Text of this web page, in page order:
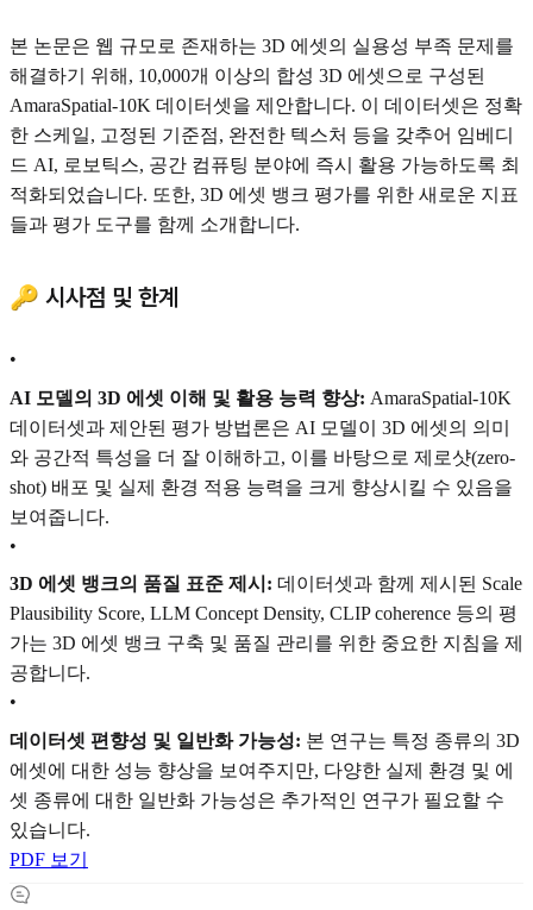
본 논문은 웹 규모로 존재하는 3D 에셋의 실용성 부족 문제를
해결하기 위해, 10,000개 이상의 합성 3D 에셋으로 구성된
AmaraSpatial-10K 데이터셋을 제안합니다. 이 데이터셋은 정확
한 스케일, 고정된 기준점, 완전한 텍스처 등을 갖추어 임베디
드 AI, 로보틱스, 공간 컴퓨팅 분야에 즉시 활용 가능하도록 최
적화되었습니다. 또한, 3D 에셋 뱅크 평가를 위한 새로운 지표
들과 평가 도구를 함께 소개합니다.
🔑 시사점 및 한계
•
AI 모델의 3D 에셋 이해 및 활용 능력 향상: AmaraSpatial-10K
데이터셋과 제안된 평가 방법론은 AI 모델이 3D 에셋의 의미
와 공간적 특성을 더 잘 이해하고, 이를 바탕으로 제로샷(zero-
shot) 배포 및 실제 환경 적용 능력을 크게 향상시킬 수 있음을
보여줍니다.
•
3D 에셋 뱅크의 품질 표준 제시: 데이터셋과 함께 제시된 Scale
Plausibility Score, LLM Concept Density, CLIP coherence 등의 평
가는 3D 에셋 뱅크 구축 및 품질 관리를 위한 중요한 지침을 제
공합니다.
•
데이터셋 편향성 및 일반화 가능성: 본 연구는 특정 종류의 3D
에셋에 대한 성능 향상을 보여주지만, 다양한 실제 환경 및 에
셋 종류에 대한 일반화 가능성은 추가적인 연구가 필요할 수
있습니다.
PDF 보기